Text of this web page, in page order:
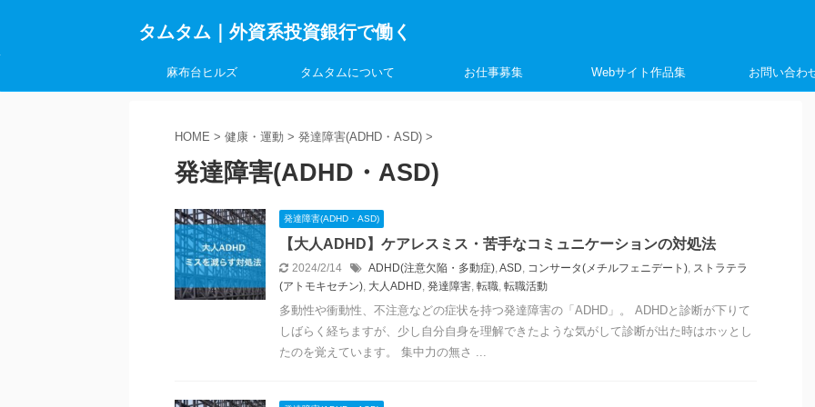
タムタム｜外資系投資銀行で働く
麻布台ヒルズ タムタムについて お仕事募集 Webサイト作品集 お問い合わ
HOME > 健康・運動 > 発達障害(ADHD・ASD) >
発達障害(ADHD・ASD)
発達障害(ADHD・ASD)
【大人ADHD】ケアレスミス・苦手なコミュニケーションの対処法
2024/2/14 ADHD(注意欠陥・多動症),ASD, コンサータ(メチルフェニデート), ストラテラ
(アトモキセチン), 大人ADHD, 発達障害, 転職, 転職活動
多動性や衝動性、不注意などの症状を持つ発達障害の「ADHD」。 ADHDと診断が下りて
しばらく経ちますが、少し自分自身を理解できたような気がして診断が出た時はホッとし
たのを覚えています。 集中力の無さ ...